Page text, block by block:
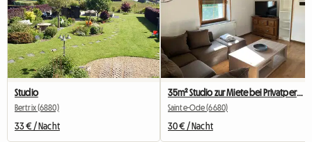
Studio
Bertrix (6880)
33 € / Nacht
35m² Studio zur Miete bei Privatpersonen mit eigenem Wohnzimmer.
Sainte-Ode (6680)
30 € / Nacht